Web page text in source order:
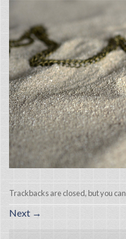
Trackbacks are closed, but you can
Next →